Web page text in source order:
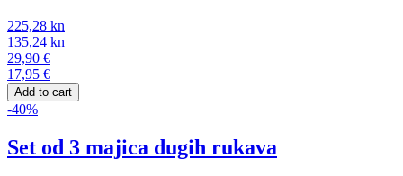
225,28 kn
135,24 kn
29,90 €
17,95 €
Add to cart
-40%
Set od 3 majica dugih rukava